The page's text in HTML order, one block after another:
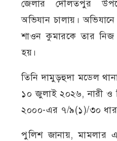
জেলার দৌলতপুর
অভিযান চালায়।
শাওন কুমারকে তার নিজ
হয়।
তিনি দামুড়হুদা মডেল
১০ জুলাই ২০২৬, নারী ও
২০০০-এর ৭/৯(১)/৩০
পুলিশ জানায়, মামলার